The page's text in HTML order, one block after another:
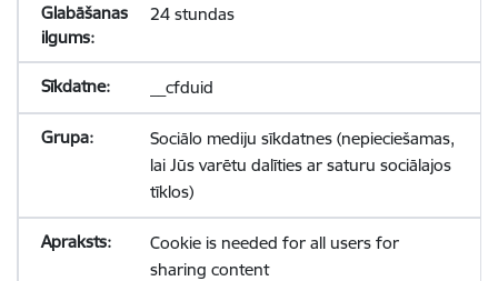
24 stundas
__cfduid
Sociālo mediju sīkdatnes (nepieciešamas,
lai Jūs varētu dalīties ar saturu sociālajos
tīklos)
Cookie is needed for all users for
sharing content